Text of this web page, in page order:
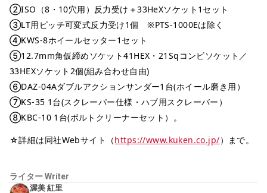
②ISO（8・10穴用）反力受け＋33HeXソケット1セット
③LT用ピッチ可変式反力受け1個 ※PTS-1000Eは除く
④KWS-8ホイールセッター1セット
⑤12.7mm角仮締めソケット41HEX・21Sqコンビソケット／
33HEXソケット2個(組み合わせ自由)
⑥DAZ-04Aダブルアクションサンダー1台(ホイール磨き用）
⑦KS-35 1台(スクレーパー仕様・ハブ用スクレーバー）
⑧KBC-10 1台(ボルトクリーナーセット）。
☆詳細は同社Webサイト（https://www.kuken.co.jp/）まで。
ライターWriter
渥美 紅里